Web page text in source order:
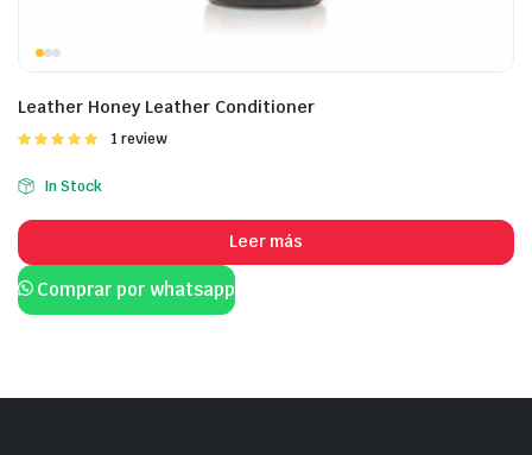
Leather Honey Leather Conditioner
Valorado
5
1 review
In Stock
Leer más
Comprar por whatsapp